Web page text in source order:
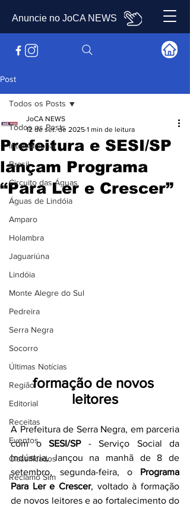
Anuncie no JoCA NEWS
Post
Todos os Posts
Internacional
Brasil
Circuito das Águas
Águas de Lindóia
Amparo
Holambra
Jaguariúna
Lindóia
Monte Alegre do Sul
Pedreira
Serra Negra
Socorro
Últimas Notícias
Região
Editorial
Receitas
Eventos
Classificados
Reclamo Sim
Todos os Posts
Prefeitura e SESI/SP
lançam Programa
“Para Ler e Crescer”
JoCA NEWS
12 de set. de 2025 1 min de leitura
formação de novos
leitores
A Prefeitura de Serra Negra, em parceria
com o SESI/SP - Serviço Social da
Indústria, lançou na manhã de 8 de
setembro, segunda-feira, o Programa
Para Ler e Crescer, voltado à formação
de novos leitores e ao fortalecimento do